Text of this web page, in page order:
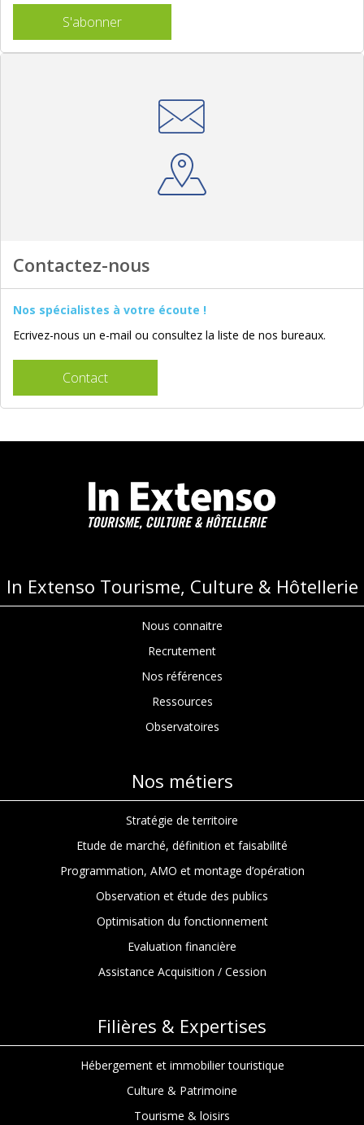
S'abonner
Contactez-nous
Nos spécialistes à votre écoute !
Ecrivez-nous un e-mail ou consultez la liste de nos bureaux.
Contact
In Extenso Tourisme, Culture & Hôtellerie
Nous connaitre
Recrutement
Nos références
Ressources
Observatoires
Nos métiers
Stratégie de territoire
Etude de marché, définition et faisabilité
Programmation, AMO et montage d’opération
Observation et étude des publics
Optimisation du fonctionnement
Evaluation financière
Assistance Acquisition / Cession
Filières & Expertises
Hébergement et immobilier touristique
Culture & Patrimoine
Tourisme & loisirs